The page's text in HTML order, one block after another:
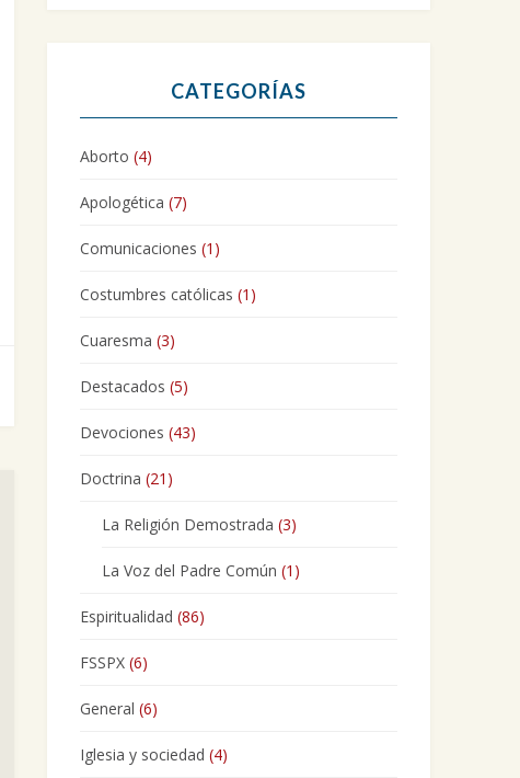
CATEGORÍAS
Aborto (4)
Apologética (7)
Comunicaciones (1)
Costumbres católicas (1)
Cuaresma (3)
Destacados (5)
Devociones (43)
Doctrina (21)
La Religión Demostrada (3)
La Voz del Padre Común (1)
Espiritualidad (86)
FSSPX (6)
General (6)
Iglesia y sociedad (4)